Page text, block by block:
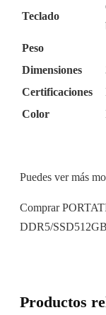
Teclado
Peso
Dimensiones
Certificaciones
Color
Puedes ver más
Comprar
DDR5/
Productos